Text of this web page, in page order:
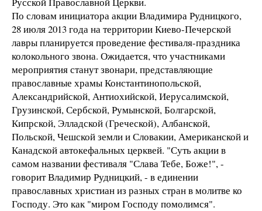
По словам инициатора акции Владимира Рудницкого,
28 июля 2013 года на территории Киево-Печерской
лавры планируется проведение фестиваля-праздника
колокольного звона. Ожидается, что участниками
мероприятия станут звонари, представляющие
православные храмы Константинопольской,
Александрийской, Антиохийской, Иерусалимской,
Грузинской, Сербской, Румынской, Болгарской,
Кипрской, Элладской (Греческой), Албанской,
Польской, Чешской земли и Словакии, Американской и
Канадской автокефальных церквей. "Суть акции в
самом названии фестиваля "Слава Тебе, Боже!", -
говорит Владимир Рудницкий, - в единении
православных христиан из разных стран в молитве ко
Господу. Это как "миром Господу помолимся".